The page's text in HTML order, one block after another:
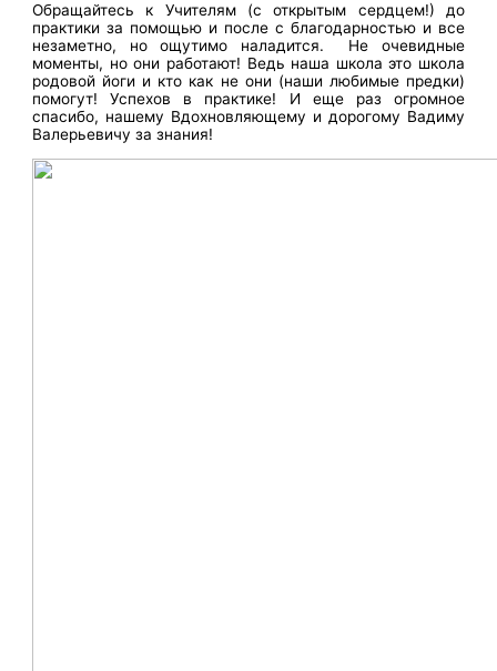
Обращайтесь к Учителям (с открытым сердцем!) до
практики за помощью и после с благодарностью и все
незаметно, но ощутимо наладится. Не очевидные
моменты, но они работают! Ведь наша школа это школа
родовой йоги и кто как не они (наши любимые предки)
помогут! Успехов в практике! И еще раз огромное
спасибо, нашему Вдохновляющему и дорогому Вадиму
Валерьевичу за знания!